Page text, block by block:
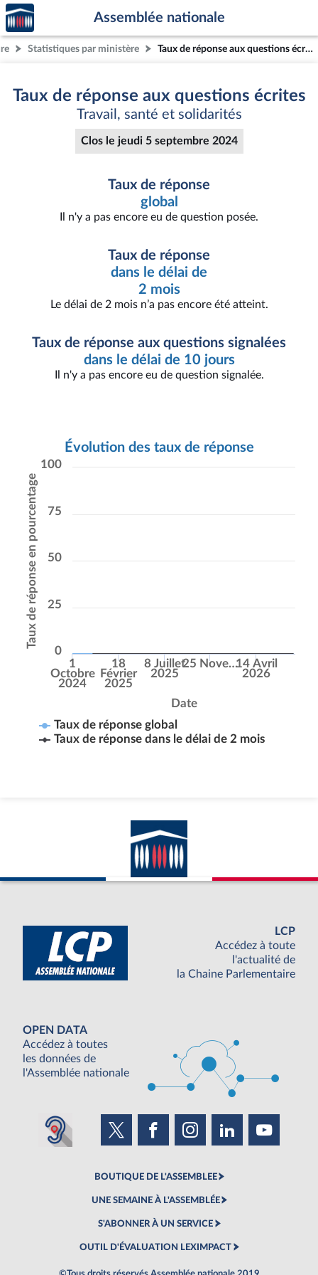
Aller au contenu
Aller en bas de la page
Accèder
à la
page
d'accueil
Assemblée nationale
Statistiques par ministère Taux de réponse aux questions écrites
Taux de réponse aux questions écrites
Travail, santé et solidarités
Clos le jeudi 5 septembre 2024
Taux de réponse
global
Il n'y a pas encore eu de question posée.
Taux de réponse
dans le délai de
2 mois
Le délai de 2 mois n’a pas encore été atteint.
Taux de réponse aux questions signalées
dans le délai de 10 jours
Il n'y a pas encore eu de question signalée.
Évolution des taux de réponse
Date
Taux de réponse en pourcentage
Taux de réponse global
Taux de réponse dans le délai de 2 mois
1
Octobre
2024
18
Février
2025
8 Juillet
2025
25 Nove…14 Avril
2026
0
100
25
50
75
LCP
Accédez à toute
l'actualité de
la Chaine Parlementaire
OPEN DATA
Accédez à toutes
les données de
l'Assemblée nationale
BOUTIQUE DE L'ASSEMBLEE
UNE SEMAINE À L'ASSEMBLÉE
S'ABONNER À UN SERVICE
OUTIL D'ÉVALUATION LEXIMPACT
©Tous droits réservés Assemblée nationale 2019